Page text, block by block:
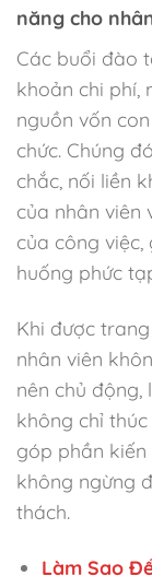
năng cho
Các buổi đào
khoản chi phí,
nguồn vốn
chức. Chúng
chắc, nối liền
của nhân viên
của công
huống phức
Khi được
nhân viên
nên chủ
không chỉ
góp phần
không ngừng
thách.
Làm Sao